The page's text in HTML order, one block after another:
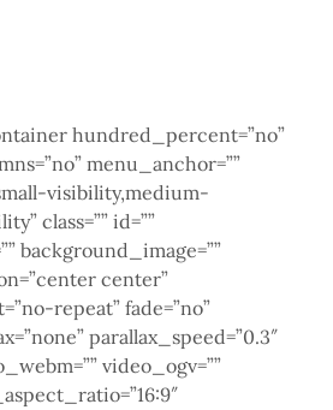
hundred_percent=”no”
menu_anchor=””
visibility,medium-
class=”” id=””
background_image=””
center”
repeat” fade=”no”
parallax_speed=”0.3″
video_ogv=””